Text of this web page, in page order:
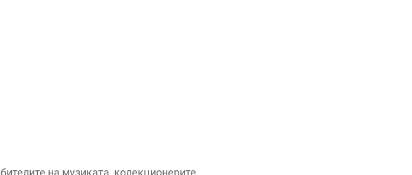
на музиката, колекционерите